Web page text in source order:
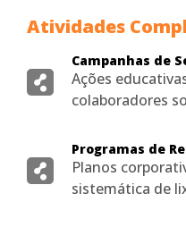
Atividades
Campanhas de
Ações
colaboradores
Programas de
Planos
sistemática de